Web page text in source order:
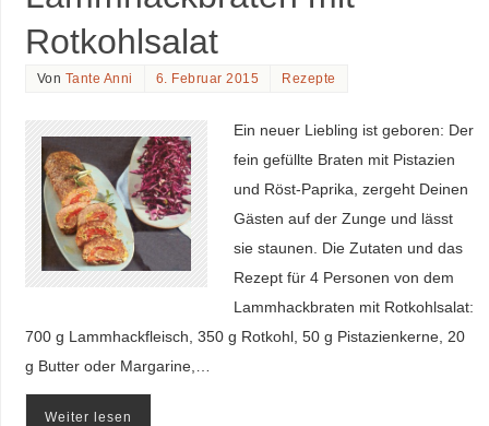
Rotkohlsalat
Von Tante Anni 6. Februar 2015 Rezepte
Ein neuer Liebling ist geboren: Der
fein gefüllte Braten mit Pistazien
und Röst-Paprika, zergeht Deinen
Gästen auf der Zunge und lässt
sie staunen. Die Zutaten und das
Rezept für 4 Personen von dem
Lammhackbraten mit Rotkohlsalat:
700 g Lammhackfleisch, 350 g Rotkohl, 50 g Pistazienkerne, 20
g Butter oder Margarine,…
Weiter lesen